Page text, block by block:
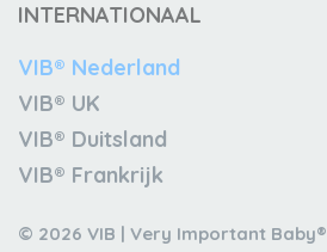
INTERNATIONAAL
VIB® Nederland
VIB® UK
VIB® Duitsland
VIB® Frankrijk
© 2026 VIB | Very Important Baby®